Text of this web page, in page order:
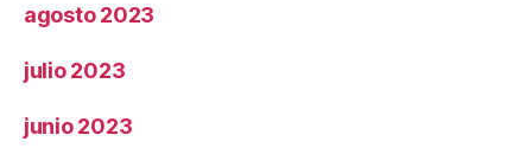
agosto 2023
julio 2023
junio 2023